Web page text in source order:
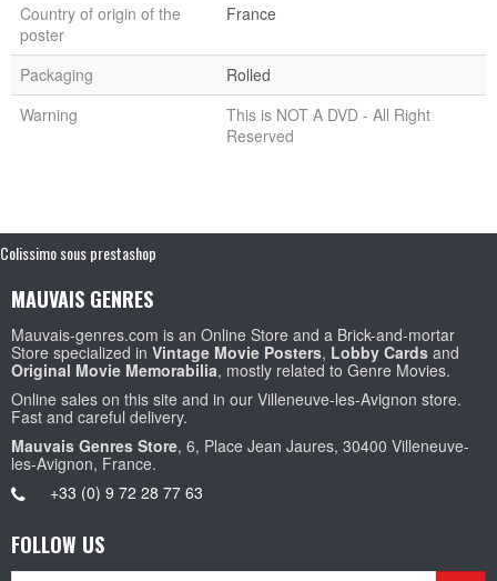
Country of origin of the
poster
France
Packaging
Rolled
Warning
This is NOT A DVD - All Right
Reserved
Colissimo sous prestashop
MAUVAIS GENRES
Mauvais-genres.com is an Online Store and a Brick-and-mortar
Store specialized in Vintage Movie Posters, Lobby Cards and
Original Movie Memorabilia, mostly related to Genre Movies.
Online sales on this site and in our Villeneuve-les-Avignon store.
Fast and careful delivery.
Mauvais Genres Store, 6, Place Jean Jaures, 30400 Villeneuve-
les-Avignon, France.
+33 (0) 9 72 28 77 63
FOLLOW US